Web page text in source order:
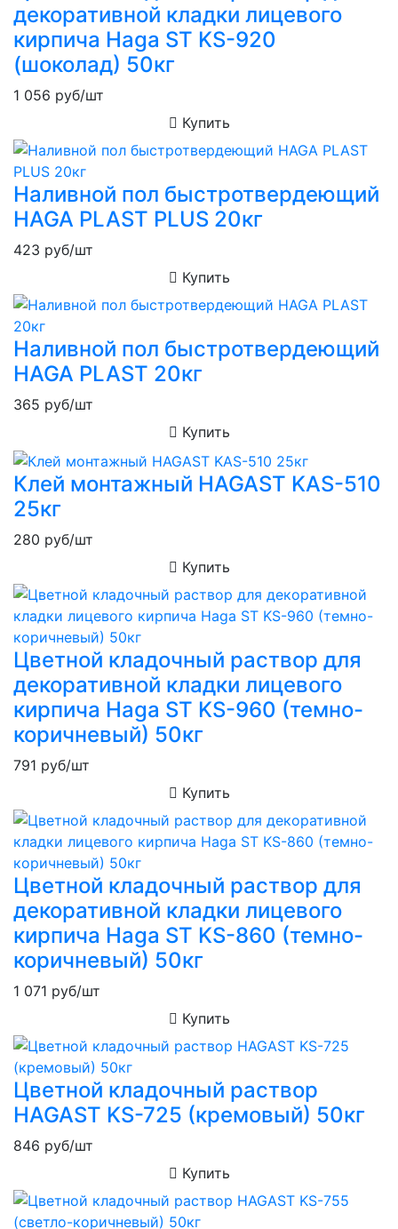
декоративной кладки лицевого
кирпича Haga ST KS-920
(шоколад) 50кг
1 056 руб/шт
Купить
Наливной пол быстротвердеющий
HAGA PLAST PLUS 20кг
423 руб/шт
Купить
Наливной пол быстротвердеющий
HAGA PLAST 20кг
365 руб/шт
Купить
Клей монтажный HAGAST KAS-510
25кг
280 руб/шт
Купить
Цветной кладочный раствор для
декоративной кладки лицевого
кирпича Haga ST KS-960 (темно-
коричневый) 50кг
791 руб/шт
Купить
Цветной кладочный раствор для
декоративной кладки лицевого
кирпича Haga ST KS-860 (темно-
коричневый) 50кг
1 071 руб/шт
Купить
Цветной кладочный раствор
HAGAST KS-725 (кремовый) 50кг
846 руб/шт
Купить